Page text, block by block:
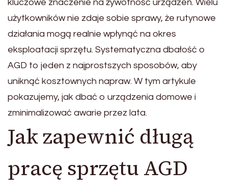
kluczowe znaczenie na żywotność urządzeń. Wielu
użytkowników nie zdaje sobie sprawy, że rutynowe
działania mogą realnie wpłynąć na okres
eksploatacji sprzętu. Systematyczna dbałość o
AGD to jeden z najprostszych sposobów, aby
uniknąć kosztownych napraw. W tym artykule
pokazujemy, jak dbać o urządzenia domowe i
zminimalizować awarie przez lata.
Jak zapewnić długą
pracę sprzętu AGD